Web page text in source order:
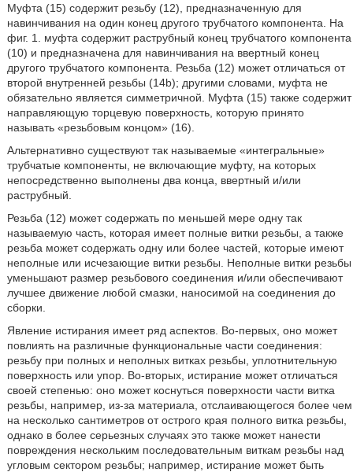
Муфта (15) содержит резьбу (12), предназначенную для
навинчивания на один конец другого трубчатого компонента. На
фиг. 1. муфта содержит раструбный конец трубчатого компонента
(10) и предназначена для навинчивания на ввертный конец
другого трубчатого компонента. Резьба (12) может отличаться от
второй внутренней резьбы (14b); другими словами, муфта не
обязательно является симметричной. Муфта (15) также содержит
направляющую торцевую поверхность, которую принято
называть «резьбовым концом» (16).
Альтернативно существуют так называемые «интегральные»
трубчатые компоненты, не включающие муфту, на которых
непосредственно выполнены два конца, ввертный и/или
раструбный.
Резьба (12) может содержать по меньшей мере одну так
называемую часть, которая имеет полные витки резьбы, а также
резьба может содержать одну или более частей, которые имеют
неполные или исчезающие витки резьбы. Неполные витки резьбы
уменьшают размер резьбового соединения и/или обеспечивают
лучшее движение любой смазки, наносимой на соединения до
сборки.
Явление истирания имеет ряд аспектов. Во-первых, оно может
повлиять на различные функциональные части соединения:
резьбу при полных и неполных витках резьбы, уплотнительную
поверхность или упор. Во-вторых, истирание может отличаться
своей степенью: оно может коснуться поверхности части витка
резьбы, например, из-за материала, отслаивающегося более чем
на несколько сантиметров от острого края полного витка резьбы,
однако в более серьезных случаях это также может нанести
повреждения нескольким последовательным виткам резьбы над
угловым сектором резьбы; например, истирание может быть